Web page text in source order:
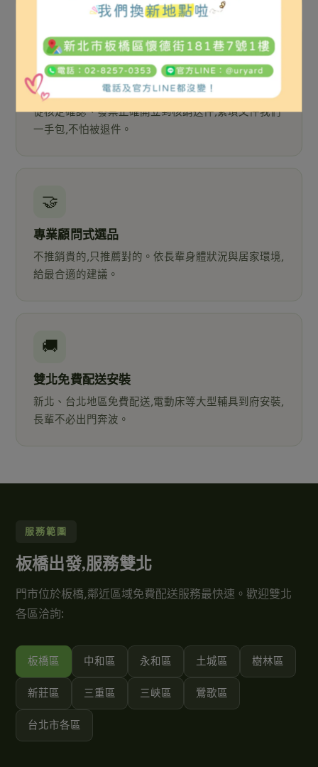
📋
補助文件全程代辦
從核定確認、發票正確開立到核銷送件,繁瑣文件我們
一手包,不怕被退件。
🤝
專業顧問式選品
不推銷貴的,只推薦對的。依長輩身體狀況與居家環境,
給最合適的建議。
🚚
雙北免費配送安裝
新北、台北地區免費配送,電動床等大型輔具到府安裝,
長輩不必出門奔波。
服務範圍
板橋出發,服務雙北
門市位於板橋,鄰近區域免費配送服務最快速。歡迎雙北
各區洽詢:
板橋區 中和區 永和區 土城區 樹林區
新莊區 三重區 三峽區 鶯歌區
台北市各區